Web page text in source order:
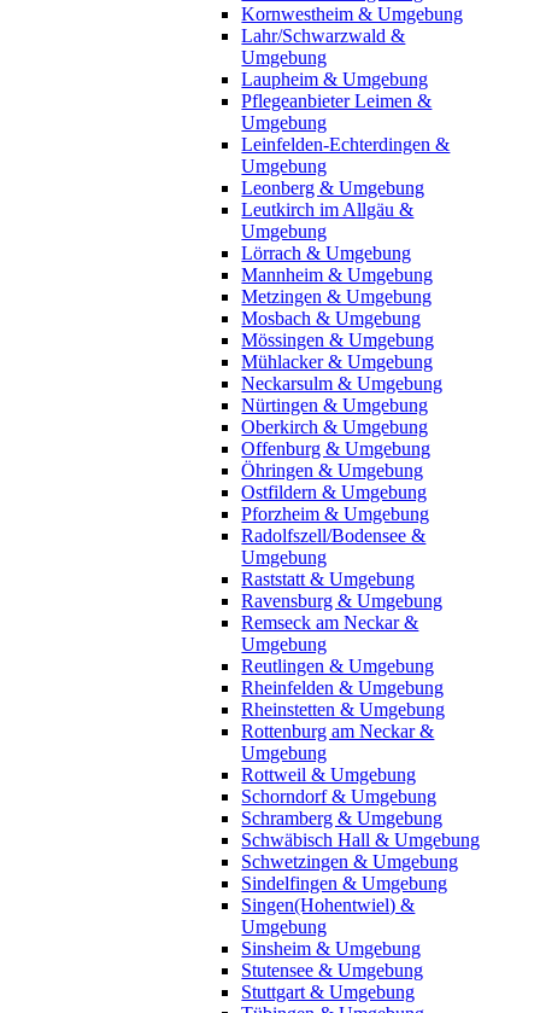
Kornwestheim & Umgebung
Lahr/Schwarzwald &
Umgebung
Laupheim & Umgebung
Pflegeanbieter Leimen &
Umgebung
Leinfelden-Echterdingen &
Umgebung
Leonberg & Umgebung
Leutkirch im Allgäu &
Umgebung
Lörrach & Umgebung
Mannheim & Umgebung
Metzingen & Umgebung
Mosbach & Umgebung
Mössingen & Umgebung
Mühlacker & Umgebung
Neckarsulm & Umgebung
Nürtingen & Umgebung
Oberkirch & Umgebung
Offenburg & Umgebung
Öhringen & Umgebung
Ostfildern & Umgebung
Pforzheim & Umgebung
Radolfszell/Bodensee &
Umgebung
Raststatt & Umgebung
Ravensburg & Umgebung
Remseck am Neckar &
Umgebung
Reutlingen & Umgebung
Rheinfelden & Umgebung
Rheinstetten & Umgebung
Rottenburg am Neckar &
Umgebung
Rottweil & Umgebung
Schorndorf & Umgebung
Schramberg & Umgebung
Schwäbisch Hall & Umgebung
Schwetzingen & Umgebung
Sindelfingen & Umgebung
Singen(Hohentwiel) &
Umgebung
Sinsheim & Umgebung
Stutensee & Umgebung
Stuttgart & Umgebung